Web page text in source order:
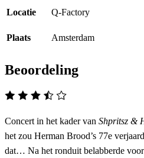
Locatie Q-Factory
Plaats Amsterdam
Beoordeling
Concert in het kader van Shpritsz &
het zou Herman Brood’s 77e
dat… Na het ronduit belabberde